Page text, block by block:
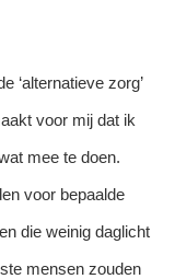
‘alternatieve zorg’
voor mij dat ik
mee te doen.
voor bepaalde
die weinig daglicht
mensen zouden